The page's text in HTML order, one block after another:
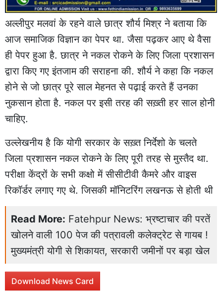
अल्लीपुर मलवां के रहने वाले छात्र शौर्य मिश्र ने बताया कि
आज समाजिक विज्ञान का पेपर था. जैसा पढ़कर आए थे वैसा
ही पेपर हुआ है. छात्र ने नकल रोकने के लिए जिला प्रशासन
द्वारा किए गए इंतजाम की सराहना की. शौर्य ने कहा कि नकल
होने से जो छात्र पूरे साल मेहनत से पढ़ाई करते हैं उनका
नुकसान होता है. नकल पर इसी तरह की सख़्ती हर साल होनी
चाहिए.
उल्लेखनीय है कि योगी सरकार के सख़्त निर्देशो के चलते
जिला प्रशासन नकल रोकने के लिए पूरी तरह से मुस्तैद था.
परीक्षा केंद्रों के सभी कक्षो में सीसीटीवी कैमरे और वाइस
रिकॉर्डर लगाए गए थे. जिसकी मॉनिटरिंग लखनऊ से होती थी
Read More: Fatehpur News: भ्रष्टाचार की परतें
खोलने वाली 100 पेज की पत्रावली कलेक्ट्रेट से गायब !
मुख्यमंत्री योगी से शिकायत, सरकारी जमीनों पर बड़ा खेल
Download News Card